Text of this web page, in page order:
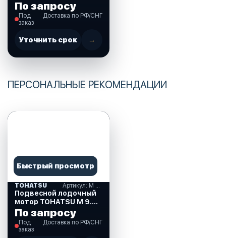
B-S
По запросу
Под
заказ
Доставка по РФ/СНГ
Уточнить срок →
ПЕРСОНАЛЬНЫЕ РЕКОМЕНДАЦИИ
Быстрый просмотр
TOHATSU Артикул: M 9.8 B-S
Подвесной лодочный
мотор TOHATSU M 9.8
B-S
По запросу
Под
заказ
Доставка по РФ/СНГ